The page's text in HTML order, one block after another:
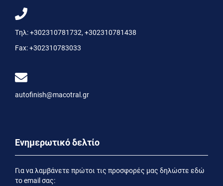
Τηλ:+302310781732, +302310781438
Fax:+302310783033
autofinish@macotral.gr
Ενημερωτικό δελτίο
Για να λαμβάνετε πρώτοι τις προσφορές μας δηλώστε εδώ
το email σας: